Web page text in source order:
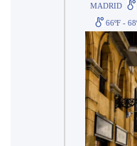
MADRID
66ºF -